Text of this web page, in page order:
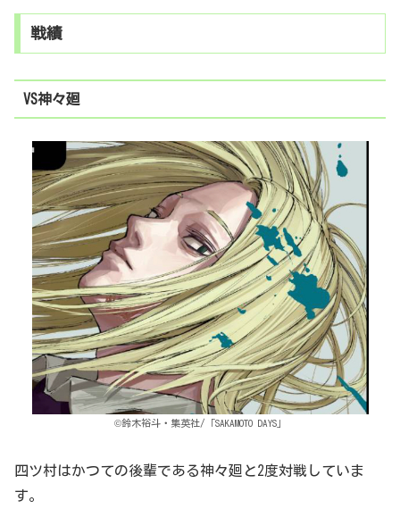
戦績
VS神々廻
©鈴木裕斗・集英社/「SAKAMOTO DAYS」
四ツ村はかつての後輩である神々廻と2度対戦していま
す。